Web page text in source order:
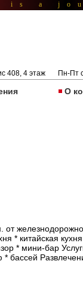
is a
408, 4 этаж Пн-Пт
О
от
* китайская
* мини-бар
бассей